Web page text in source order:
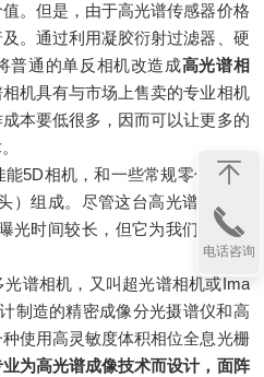
。但是，由于高光谱传感器价格
。通过利用凝胶衍射过滤器、硬
普通的单反相机改造成高光谱相
机具有与市场上售卖的专业相机
本要低很多，因而可以让更多的
相机，和一些常规零件（PV
）组成。尽管这台高光谱相机还
光时间较长，但它为我们展示了
谱相机，又叫超光谱相机或Ima
制造的精密成像分光摄谱仪和高
使用高灵敏度体积相位全息光栅
为高光谱成像技术而设计，面阵
电话咨询